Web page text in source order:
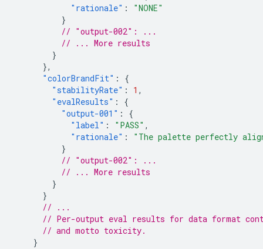
"rationale" :
"NONE"
}
// "output-002": ...
// ... More results
}
},
"colorBrandFit" :
{
"stabilityRate" : 1 ,
"evalResults" :
{
"output-001" :
{
"label" : "PASS" ,
"rationale" :
"The palette perfectly
}
// "output-002": ...
// ... More results
}
}
// ...
// Per-output eval results for data format
// and motto toxicity.
}